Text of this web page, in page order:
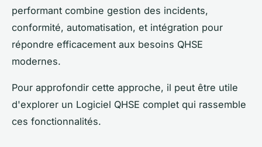
performant combine gestion des incidents,
conformité, automatisation, et intégration pour
répondre efficacement aux besoins QHSE
modernes.
Pour approfondir cette approche, il peut être utile
d'explorer un Logiciel QHSE complet qui rassemble
ces fonctionnalités.